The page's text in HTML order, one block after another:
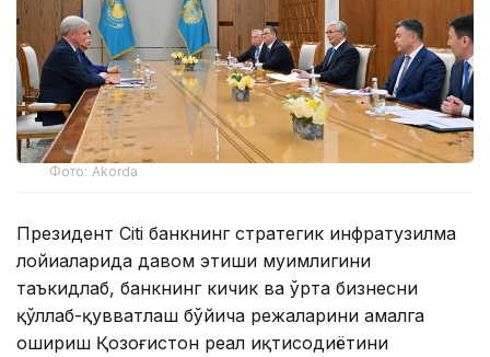
Фото: Akorda
Президент Citi банкнинг стратегик инфратузилма
лойиҳаларида давом этиши муҳимлигини
таъкидлаб, банкнинг кичик ва ўрта бизнесни
қўллаб-қувватлаш бўйича режаларини амалга
ошириш Қозоғистон реал иқтисодиётини